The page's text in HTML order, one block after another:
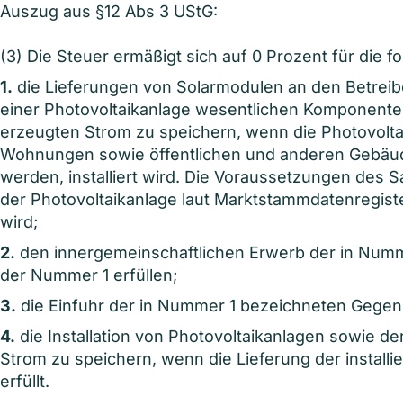
Auszug aus §12 Abs 3 UStG:
(3) Die Steuer ermäßigt sich auf 0 Prozent für die
1. die Lieferungen von Solarmodulen an den
einer Photovoltaikanlage wesentlichen
erzeugten Strom zu speichern, wenn die
Wohnungen sowie öffentlichen und anderen
werden, installiert wird. Die Voraussetzungen des
der Photovoltaikanlage laut
wird;
2. den innergemeinschaftlichen Erwerb der in
der Nummer 1 erfüllen;
3. die Einfuhr der in Nummer 1 bezeichneten
4. die Installation von Photovoltaikanlagen sowie
Strom zu speichern, wenn die Lieferung der
erfüllt.